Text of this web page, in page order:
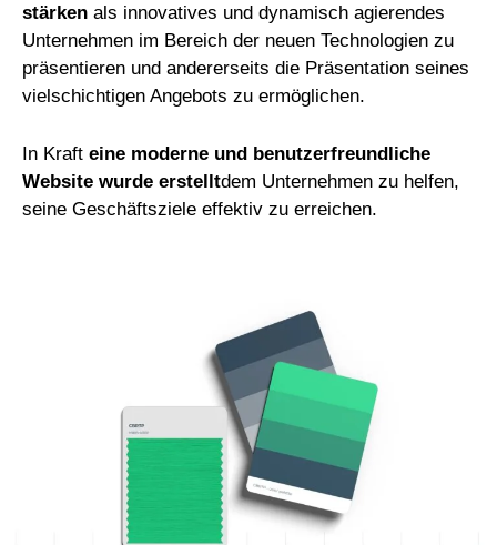
stärken als innovatives und dynamisch agierendes
Unternehmen im Bereich der neuen Technologien zu
präsentieren und andererseits die Präsentation seines
vielschichtigen Angebots zu ermöglichen.
In Krafteine moderne und benutzerfreundliche
Website wurde erstelltdem Unternehmen zu helfen,
seine Geschäftsziele effektiv zu erreichen.